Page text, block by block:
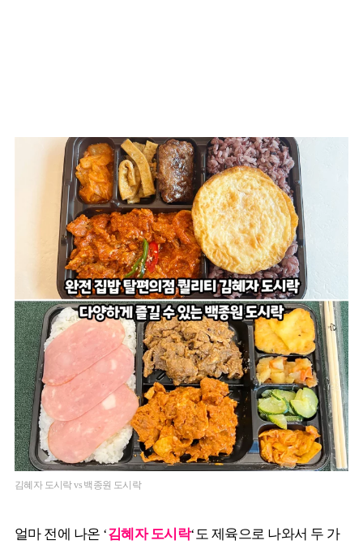
김혜자 도시락 vs 백종원 도시락
얼마 전에 나온 ‘김혜자 도시락‘도 제육으로 나와서 두 가